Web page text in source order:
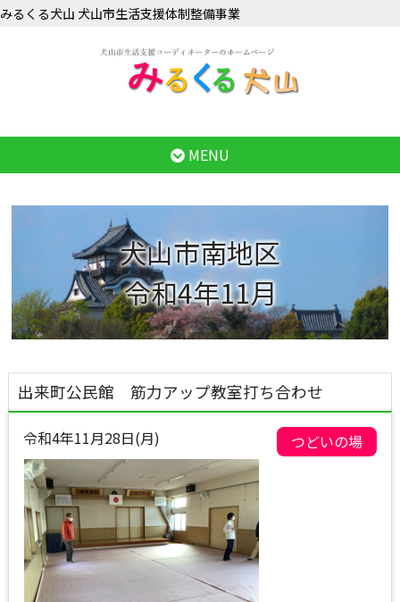
みるくる犬山 犬山市生活支援体制整備事業
MENU
犬山市南地区
令和4年11月
出来町公民館 筋力アップ教室打ち合わせ
令和4年11月28日(月) つどいの場